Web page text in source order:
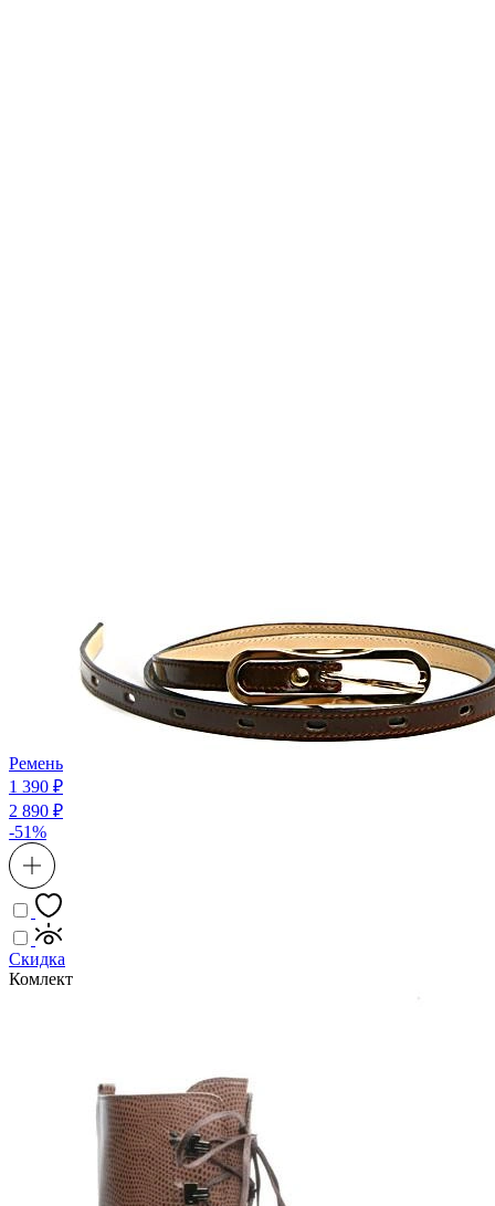
Ремень
1 390 ₽
2 890 ₽
-51%
Скидка
Комлект